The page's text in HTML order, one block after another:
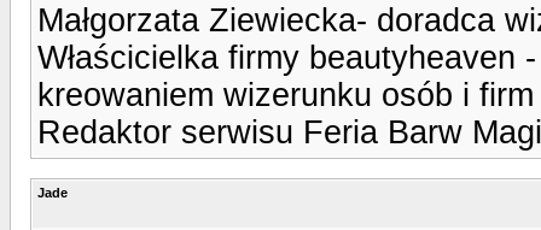
Małgorzata Ziewiecka- doradca
Właścicielka firmy beautyheaven
kreowaniem wizerunku osób i
Redaktor serwisu Feria Barw
Jade